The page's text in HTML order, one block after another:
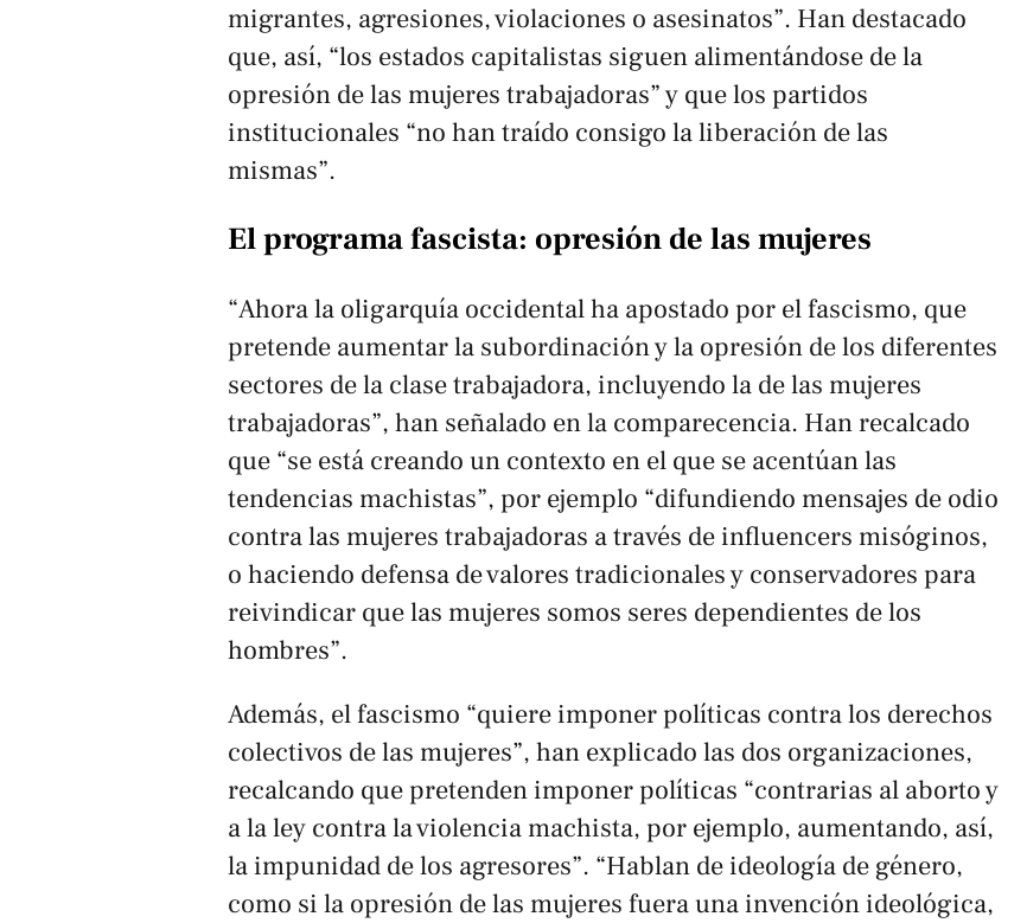
migrantes, agresiones, violaciones o asesinatos”. Han destacado
que, así, “los estados capitalistas siguen alimentándose de la
opresión de las mujeres trabajadoras” y que los partidos
institucionales “no han traído consigo la liberación de las
mismas”.
El programa fascista: opresión de las mujeres
“Ahora la oligarquía occidental ha apostado por el fascismo, que
pretende aumentar la subordinación y la opresión de los diferentes
sectores de la clase trabajadora, incluyendo la de las mujeres
trabajadoras”, han señalado en la comparecencia. Han recalcado
que “se está creando un contexto en el que se acentúan las
tendencias machistas”, por ejemplo “difundiendo mensajes de odio
contra las mujeres trabajadoras a través de influencers misóginos,
o haciendo defensa de valores tradicionales y conservadores para
reivindicar que las mujeres somos seres dependientes de los
hombres”.
Además, el fascismo “quiere imponer políticas contra los derechos
colectivos de las mujeres”, han explicado las dos organizaciones,
recalcando que pretenden imponer políticas “contrarias al aborto y
a la ley contra la violencia machista, por ejemplo, aumentando, así,
la impunidad de los agresores”. “Hablan de ideología de género,
como si la opresión de las mujeres fuera una invención ideológica,